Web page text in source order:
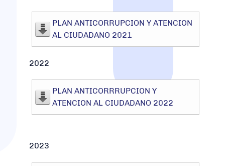
PLAN ANTICORRUPCION Y ATENCION
AL CIUDADANO 2021
2022
PLAN ANTICORRRUPCION Y
ATENCION AL CIUDADANO 2022
2023